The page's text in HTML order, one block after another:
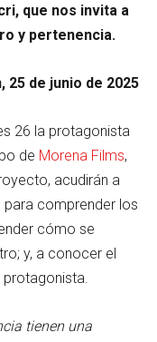
que nos invita a
y pertenencia.
25 de junio de 2025
26 la protagonista
de Morena Films,
acudirán a
comprender los
cómo se
y, a conocer el
tienen una